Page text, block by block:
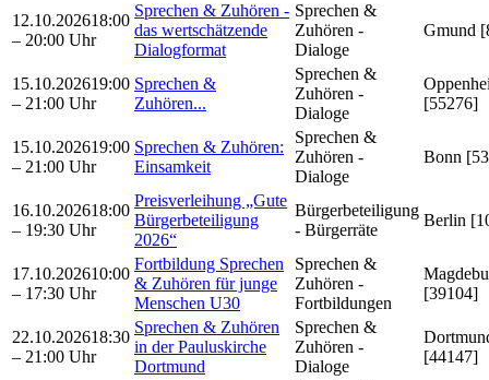
12.10.202618:00
– 20:00 Uhr
Sprechen & Zuhören -
das wertschätzende
Dialogformat
Sprechen &
Zuhören -
Dialoge
Gmund
15.10.202619:00
– 21:00 Uhr
Sprechen &
Zuhören...
Sprechen &
Zuhören -
Dialoge
[55276]
15.10.202619:00
– 21:00 Uhr
Sprechen & Zuhören:
Einsamkeit
Sprechen &
Zuhören -
Dialoge
Bonn
16.10.202618:00
– 19:30 Uhr
Preisverleihung „Gute
Bürgerbeteiligung
2026“
Bürgerbeteiligung
- Bürgerräte
Berlin
17.10.202610:00
– 17:30 Uhr
Fortbildung Sprechen
& Zuhören für junge
Menschen U30
Sprechen &
Zuhören -
Fortbildungen
[39104]
22.10.202618:30
– 21:00 Uhr
Sprechen & Zuhören
in der Pauluskirche
Dortmund
Sprechen &
Zuhören -
Dialoge
[44147]